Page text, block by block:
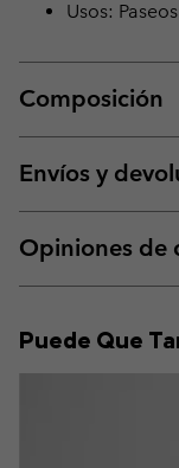
Usos:
Composición
Envíos y
Opiniones de
Puede Que